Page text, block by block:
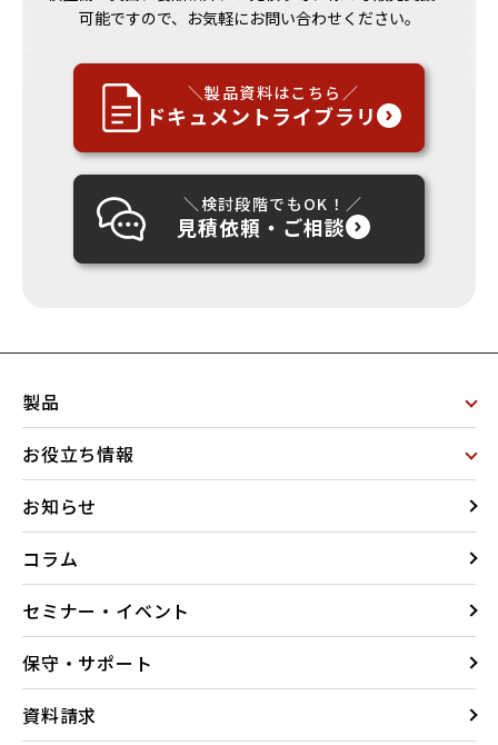
可能ですので、お気軽にお問い合わせください。
＼製品資料はこちら／
ドキュメントライブラリ
＼検討段階でもOK！／
見積依頼・ご相談
製品
お役立ち情報
お知らせ
コラム
セミナー・イベント
保守・サポート
資料請求